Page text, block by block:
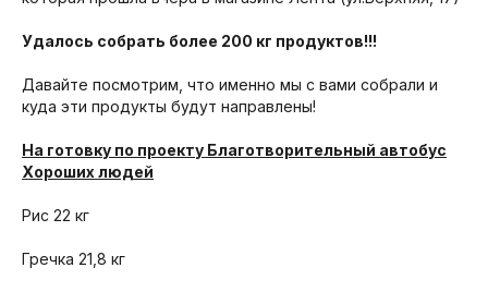
Удалось собрать более 200 кг продуктов!!!
Давайте посмотрим, что именно мы с вами собрали и
куда эти продукты будут направлены!
На готовку по проекту Благотворительный автобус
Хороших людей
Рис 22 кг
Гречка 21,8 кг